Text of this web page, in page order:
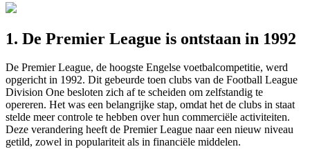
1. De Premier League is ontstaan in 1992
De Premier League, de hoogste Engelse voetbalcompetitie, werd
opgericht in 1992. Dit gebeurde toen clubs van de Football League
Division One besloten zich af te scheiden om zelfstandig te
opereren. Het was een belangrijke stap, omdat het de clubs in staat
stelde meer controle te hebben over hun commerciële activiteiten.
Deze verandering heeft de Premier League naar een nieuw niveau
getild, zowel in populariteit als in financiële middelen.